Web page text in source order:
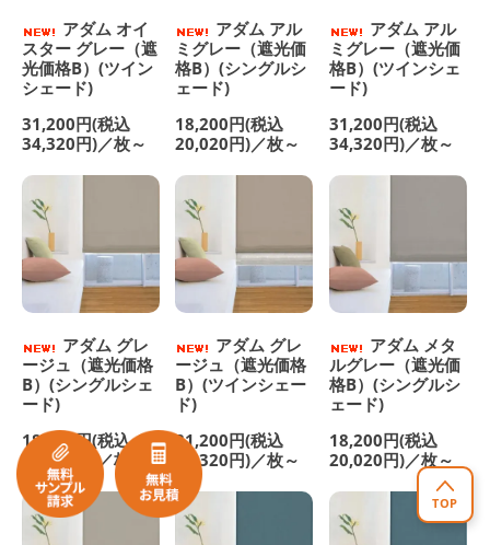
アダム オイ
スター グレー（遮
光価格B）(ツイン
シェード)
31,200円(税込
34,320円)／枚～
アダム アル
ミグレー（遮光価
格B）(シングルシ
ェード)
18,200円(税込
20,020円)／枚～
アダム アル
ミグレー（遮光価
格B）(ツインシェ
ード)
31,200円(税込
34,320円)／枚～
アダム グレ
ージュ（遮光価格
B）(シングルシェ
ード)
18,200円(税込
20,020円)／枚～
アダム グレ
ージュ（遮光価格
B）(ツインシェー
ド)
31,200円(税込
34,320円)／枚～
アダム メタ
ルグレー（遮光価
格B）(シングルシ
ェード)
18,200円(税込
20,020円)／枚～
TOP